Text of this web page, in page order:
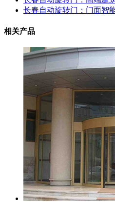
长春自动旋转门：门面智
相关产品